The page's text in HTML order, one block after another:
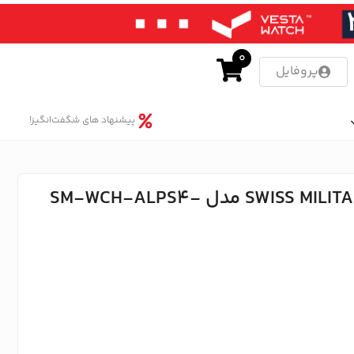
پروفایل
0
پیشنهاد های شگفت‌انگیز!
ساعت مچی هوشمند سوئیس میلیتاری SWISS MILITARY مدل SM-WCH-ALPS4-